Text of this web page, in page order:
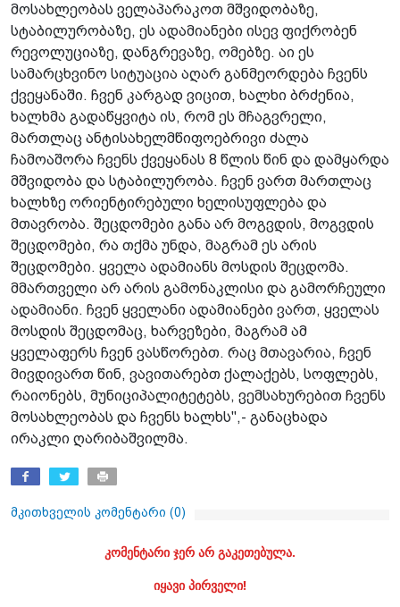
მოსახლეობას ველაპარაკოთ მშვიდობაზე,
სტაბილურობაზე, ეს ადამიანები ისევ ფიქრობენ
რევოლუციაზე, დანგრევაზე, ომებზე. აი ეს
სამარცხვინო სიტუაცია აღარ განმეორდება ჩვენს
ქვეყანაში. ჩვენ კარგად ვიცით, ხალხი ბრძენია,
ხალხმა გადაწყვიტა ის, რომ ეს მჩაგვრელი,
მართლაც ანტისახელმწიფოებრივი ძალა
ჩამოაშორა ჩვენს ქვეყანას 8 წლის წინ და დამყარდა
მშვიდობა და სტაბილურობა. ჩვენ ვართ მართლაც
ხალხზე ორიენტირებული ხელისუფლება და
მთავრობა. შეცდომები განა არ მოგვდის, მოგვდის
შეცდომები, რა თქმა უნდა, მაგრამ ეს არის
შეცდომები. ყველა ადამიანს მოსდის შეცდომა.
მმართველი არ არის გამონაკლისი და გამორჩეული
ადამიანი. ჩვენ ყველანი ადამიანები ვართ, ყველას
მოსდის შეცდომაც, ხარვეზები, მაგრამ ამ
ყველაფერს ჩვენ ვასწორებთ. რაც მთავარია, ჩვენ
მივდივართ წინ, ვავითარებთ ქალაქებს, სოფლებს,
რაიონებს, მუნიციპალიტეტებს, ვემსახურებით ჩვენს
მოსახლეობას და ჩვენს ხალხს",- განაცხადა
ირაკლი ღარიბაშვილმა.
მკითხველის კომენტარი (0)
კომენტარი ჯერ არ გაკეთებულა.
იყავი პირველი!